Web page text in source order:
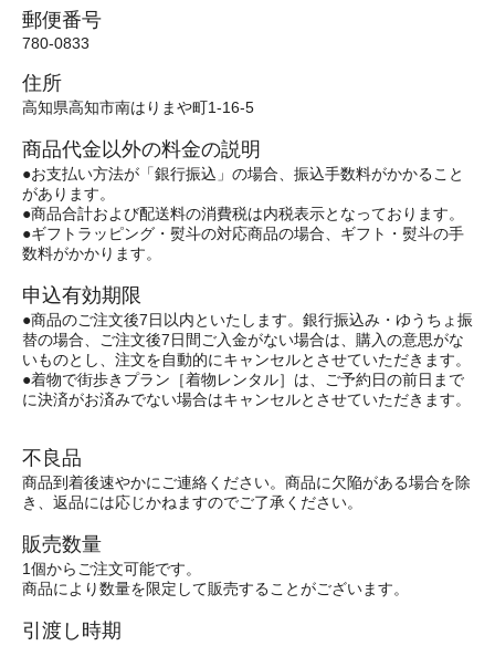
郵便番号
780-0833
住所
高知県高知市南はりまや町1-16-5
商品代金以外の料金の説明
●お支払い方法が「銀行振込」の場合、振込手数料がかかること
があります。
●商品合計および配送料の消費税は内税表示となっております。
●ギフトラッピング・熨斗の対応商品の場合、ギフト・熨斗の手
数料がかかります。
申込有効期限
●商品のご注文後7日以内といたします。銀行振込み・ゆうちょ振
替の場合、ご注文後7日間ご入金がない場合は、購入の意思がな
いものとし、注文を自動的にキャンセルとさせていただきます。
●着物で街歩きプラン［着物レンタル］は、ご予約日の前日まで
に決済がお済みでない場合はキャンセルとさせていただきます。
不良品
商品到着後速やかにご連絡ください。商品に欠陥がある場合を除
き、返品には応じかねますのでご了承ください。
販売数量
1個からご注文可能です。
商品により数量を限定して販売することがございます。
引渡し時期